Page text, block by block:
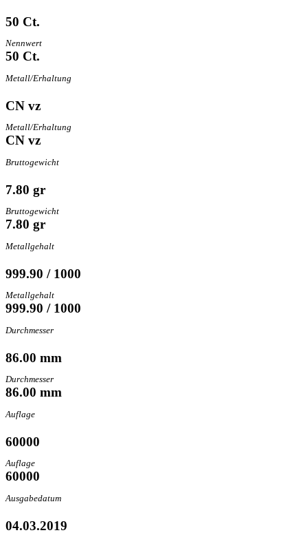
50 Ct.
Nennwert
50 Ct.
Metall/Erhaltung
CN vz
Metall/Erhaltung
CN vz
Bruttogewicht
7.80 gr
Bruttogewicht
7.80 gr
Metallgehalt
999.90 / 1000
Metallgehalt
999.90 / 1000
Durchmesser
86.00 mm
Durchmesser
86.00 mm
Auflage
60000
Auflage
60000
Ausgabedatum
04.03.2019